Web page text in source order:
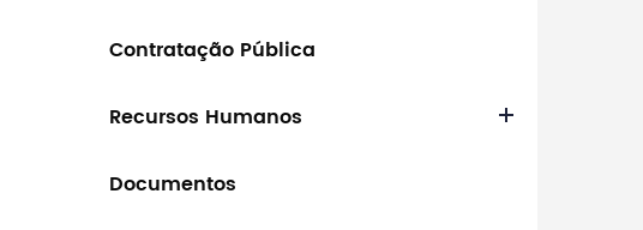
Contratação Pública
Recursos Humanos
Documentos